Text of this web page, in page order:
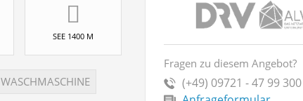
Fragen zu diesem Angebot?
(+49) 09721 - 47 99 300
SEE 1400 M
WASCHMASCHINE